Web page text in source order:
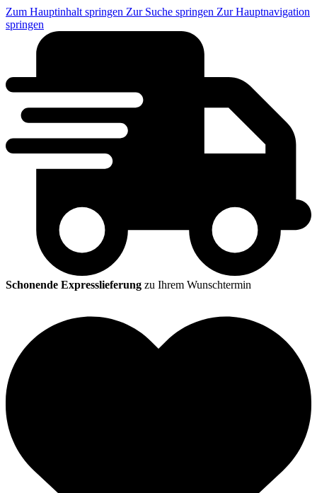
Zum Hauptinhalt springen Zur Suche springen Zur Hauptnavigation
springen
Schonende Expresslieferung zu Ihrem Wunschtermin